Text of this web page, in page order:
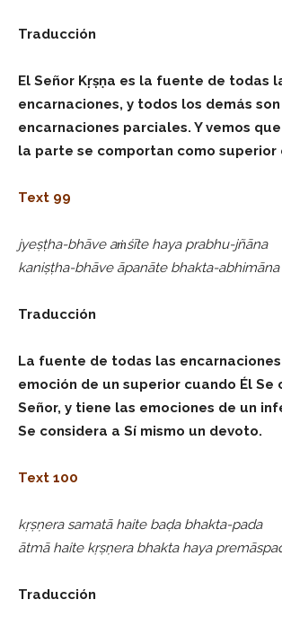
Traducción
El Señor Kṛṣṇa es la fuente de todas
encarnaciones, y todos los demás
encarnaciones parciales. Y vemos
la parte se comportan como superior
Text 99
jyeṣṭha-bhāve aṁśīte haya prabhu-jñāna
kaniṣṭha-bhāve āpanāte bhakta-abhimāna
Traducción
La fuente de todas las
emoción de un superior cuando Él Se
Señor, y tiene las emociones de un
Se considera a Sí mismo un devoto.
Text 100
kṛṣṇera samatā haite baḍa bhakta-pada
ātmā haite kṛṣṇera bhakta haya
Traducción